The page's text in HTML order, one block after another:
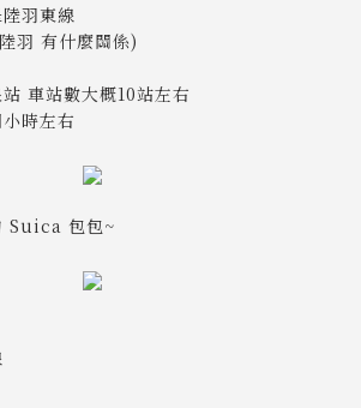
羽東線
羽 有什麼關係)
車站數大概10站左右
時左右
Suica 包包~